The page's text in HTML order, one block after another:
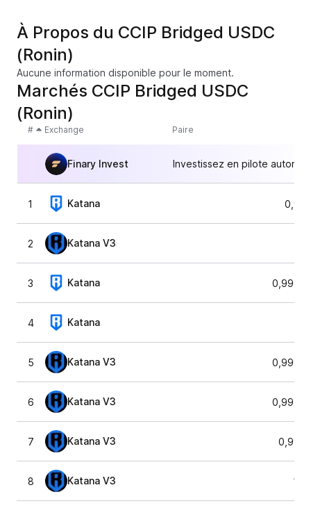
À Propos du CCIP Bridged USDC
(Ronin)
Aucune information disponible pour le moment.
Marchés CCIP Bridged USDC
(Ronin)
# Exchange Paire
Finary Invest Investissez en pilote
1 Katana
2 Katana V3
3 Katana
4 Katana
5 Katana V3
6 Katana V3
7 Katana V3
8 Katana V3